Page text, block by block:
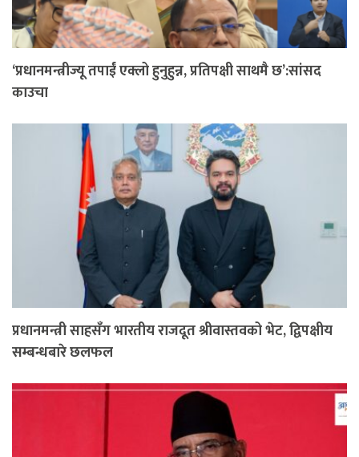
‘प्रधानमन्त्रीज्यू तपाईं एक्लो हुनुहुन्न, प्रतिपक्षी साथमै छ’:सांसद
काउचा
प्रधानमन्त्री साहसँग भारतीय राजदूत श्रीवास्तवको भेट, द्विपक्षीय
सम्बन्धबारे छलफल